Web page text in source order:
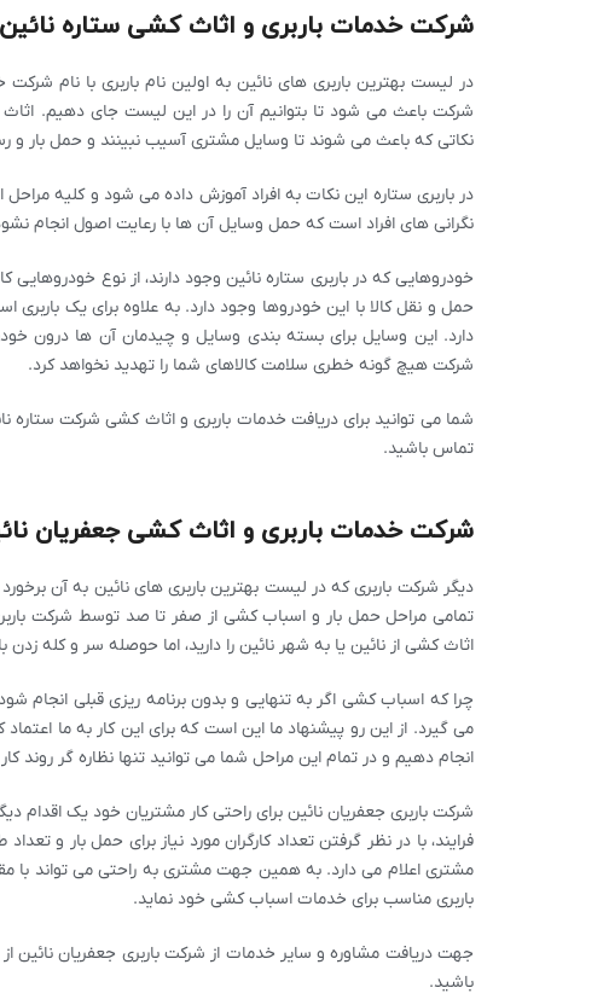
شرکت خدمات باربری و اثاث کشی ستاره نائین
در لیست بهترین باربری های نائین به اولین نام باربری با نام
شرکت باعث می شود تا بتوانیم آن را در این لیست جای دهیم.
نکاتی که باعث می شوند تا وسایل مشتری آسیب نبینند و حمل بار و
در باربری ستاره این نکات به افراد آموزش داده می شود و کلیه
نگرانی های افراد است که حمل وسایل آن ها با رعایت اصول انجام
خودروهایی که در باربری ستاره نائین وجود دارند، از نوع
حمل و نقل کالا با این خودروها وجود دارد. به علاوه برای یک باربری
دارد. این وسایل برای بسته بندی وسایل و چیدمان آن ها درون
شرکت هیچ گونه خطری سلامت کالاهای شما را تهدید نخواهد کرد.
شما می توانید برای دریافت خدمات باربری و اثاث کشی شرکت ستاره
تماس باشید.
شرکت خدمات باربری و اثاث کشی جعفریان
دیگر شرکت باربری که در لیست بهترین باربری های نائین به آن
تمامی مراحل حمل بار و اسباب کشی از صفر تا صد توسط شرکت
اثاث کشی از نائین یا به شهر نائین را دارید، اما حوصله سر و کله
چرا که اسباب کشی اگر به تنهایی و بدون برنامه ریزی قبلی انجام
می گیرد. از این رو پیشنهاد ما این است که برای این کار به ما اعتماد
انجام دهیم و در تمام این مراحل شما می توانید تنها نظاره گر روند
شرکت باربری جعفریان نائین برای راحتی کار مشتریان خود یک
فرایند، با در نظر گرفتن تعداد کارگران مورد نیاز برای حمل بار و
مشتری اعلام می دارد. به همین جهت مشتری به راحتی می تواند با
باربری مناسب برای خدمات اسباب کشی خود نماید.
جهت دریافت مشاوره و سایر خدمات از شرکت باربری جعفریان نائین
باشید.